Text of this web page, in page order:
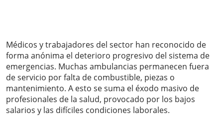
Médicos y trabajadores del sector han reconocido de
forma anónima el deterioro progresivo del sistema de
emergencias. Muchas ambulancias permanecen fuera
de servicio por falta de combustible, piezas o
mantenimiento. A esto se suma el éxodo masivo de
profesionales de la salud, provocado por los bajos
salarios y las difíciles condiciones laborales.